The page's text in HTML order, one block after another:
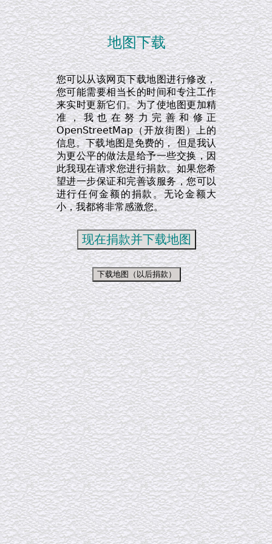
地图下载
您可以从该网页下载地图进行修改，
您可能需要相当长的时间和专注工作
来实时更新它们。为了使地图更加精
准，我也在努力完善和修正
OpenStreetMap（开放街图）上的
信息。下载地图是免费的， 但是我认
为更公平的做法是给予一些交换，因
此我现在请求您进行捐款。如果您希
望进一步保证和完善该服务，您可以
进行任何金额的捐款。无论金额大
小，我都将非常感激您。